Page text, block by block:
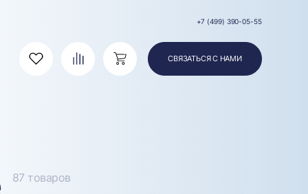
+7 (499) 390-05-55
Избранное СравнениеКорзина СВЯЗАТЬСЯ С НАМИ
87 товаров